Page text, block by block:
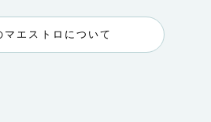
マエストロについて